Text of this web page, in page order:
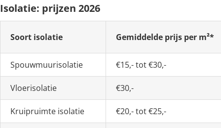
Isolatie: prijzen 2026
Soort isolatie Gemiddelde prijs per m²*
Spouwmuurisolatie €15,- tot €30,-
Vloerisolatie €30,-
Kruipruimte isolatie €20,- tot €25,-